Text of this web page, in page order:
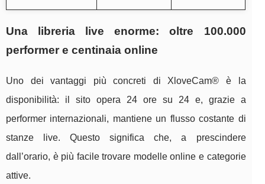
Una libreria live enorme: oltre 100.000
performer e centinaia online
Uno dei vantaggi più concreti di XloveCam® è la
disponibilità: il sito opera 24 ore su 24 e, grazie a
performer internazionali, mantiene un flusso costante di
stanze live. Questo significa che, a prescindere
dall’orario, è più facile trovare modelle online e categorie
attive.